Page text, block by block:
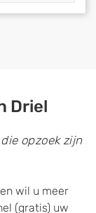
Driel
opzoek zijn
wil u meer
(gratis) uw